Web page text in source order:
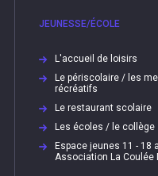
JEUNESSE/ÉCOLE
L'accueil de loisirs
Le périscolaire / les
récréatifs
Le restaurant scolaire
Les écoles / le collège
Espace jeunes 11 - 18
Association La Coulée